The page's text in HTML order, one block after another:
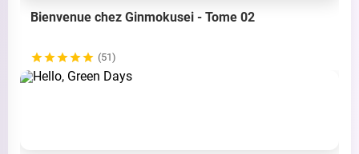
Bienvenue chez Ginmokusei - Tome 02
(51)